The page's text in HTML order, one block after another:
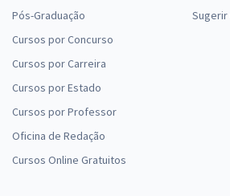
Pós-Graduação
Cursos por Concurso
Cursos por Carreira
Cursos por Estado
Cursos por Professor
Oficina de Redação
Cursos Online Gratuitos
Sugerir